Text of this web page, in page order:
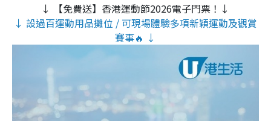
↓ 【免費送】香港運動節2026電子門票！↓
↓ 設過百運動用品攤位 / 可現場體驗多項新穎運動及觀賞
賽事🔥 ↓